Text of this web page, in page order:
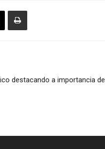
destacando a importancia de